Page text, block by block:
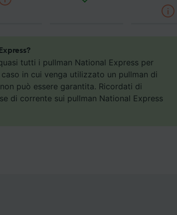
tutti i pullman National Express per
in cui venga utilizzato un pullman di
può essere garantita. Ricordati di
di corrente sui pullman National Express
dei contenuti e degli annunci,